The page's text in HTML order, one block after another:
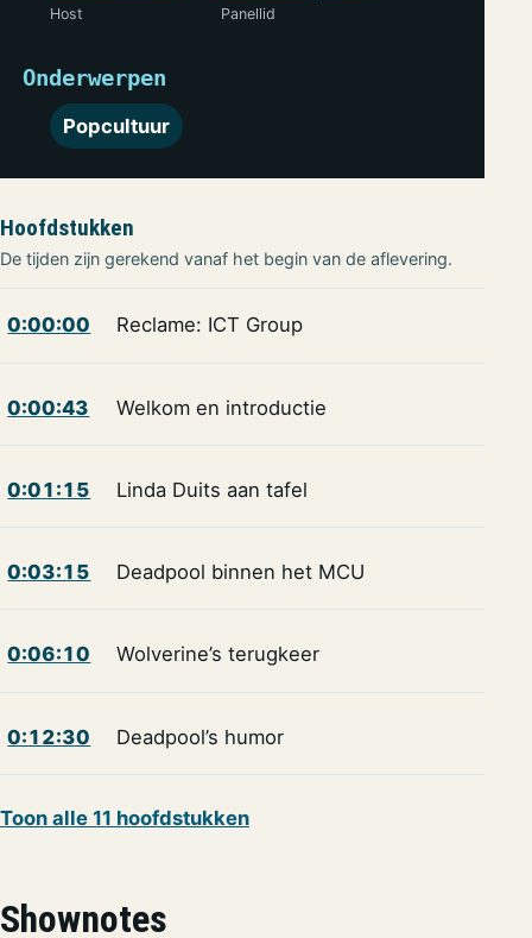
Host Panellid
Onderwerpen
Popcultuur
Hoofdstukken
De tijden zijn gerekend vanaf het begin van de aflevering.
0:00:00 Reclame: ICT Group
0:00:43 Welkom en introductie
0:01:15 Linda Duits aan tafel
0:03:15 Deadpool binnen het MCU
0:06:10 Wolverine’s terugkeer
0:12:30 Deadpool’s humor
Toon alle 11 hoofdstukken
Shownotes